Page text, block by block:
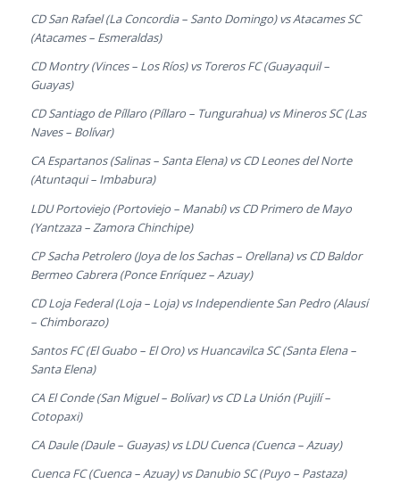
CD San Rafael (La Concordia – Santo Domingo) vs Atacames SC
(Atacames – Esmeraldas)
CD Montry (Vinces – Los Ríos) vs Toreros FC (Guayaquil –
Guayas)
CD Santiago de Píllaro (Píllaro – Tungurahua) vs Mineros SC (Las
Naves – Bolívar)
CA Espartanos (Salinas – Santa Elena) vs CD Leones del Norte
(Atuntaqui – Imbabura)
LDU Portoviejo (Portoviejo – Manabí) vs CD Primero de Mayo
(Yantzaza – Zamora Chinchipe)
CP Sacha Petrolero (Joya de los Sachas – Orellana) vs CD Baldor
Bermeo Cabrera (Ponce Enríquez – Azuay)
CD Loja Federal (Loja – Loja) vs Independiente San Pedro (Alausí
– Chimborazo)
Santos FC (El Guabo – El Oro) vs Huancavilca SC (Santa Elena –
Santa Elena)
CA El Conde (San Miguel – Bolívar) vs CD La Unión (Pujilí –
Cotopaxi)
CA Daule (Daule – Guayas) vs LDU Cuenca (Cuenca – Azuay)
Cuenca FC (Cuenca – Azuay) vs Danubio SC (Puyo – Pastaza)